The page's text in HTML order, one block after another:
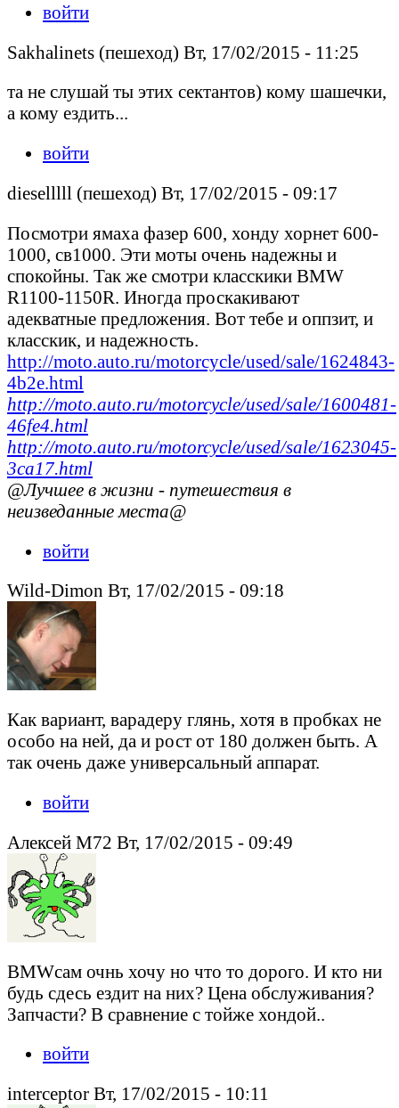
войти
Sakhalinets (пешеход) Вт, 17/02/2015 - 11:25
та не слушай ты этих сектантов) кому шашечки,
а кому ездить...
войти
dieselllll (пешеход) Вт, 17/02/2015 - 09:17
Посмотри ямаха фазер 600, хонду хорнет 600-
1000, св1000. Эти моты очень надежны и
спокойны. Так же смотри класскики BMW
R1100-1150R. Иногда проскакивают
адекватные предложения. Вот тебе и оппзит, и
класскик, и надежность.
http://moto.auto.ru/motorcycle/used/sale/1624843-
4b2e.html
http://moto.auto.ru/motorcycle/used/sale/1600481-
46fe4.html
http://moto.auto.ru/motorcycle/used/sale/1623045-
3ca17.html
@Лучшее в жизни - путешествия в
неизведанные места@
войти
Wild-Dimon Вт, 17/02/2015 - 09:18
Как вариант, варадеру глянь, хотя в пробках не
особо на ней, да и рост от 180 должен быть. А
так очень даже универсальный аппарат.
войти
Алексей М72 Вт, 17/02/2015 - 09:49
BMWсам очнь хочу но что то дорого. И кто ни
будь сдесь ездит на них? Цена обслуживания?
Запчасти? В сравнение с тойже хондой..
войти
interceptor Вт, 17/02/2015 - 10:11